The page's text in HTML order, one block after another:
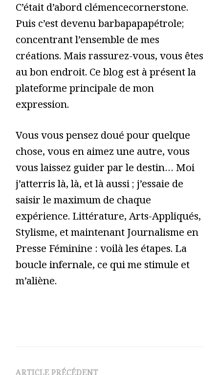
C’était d’abord clémencecornerstone.
Puis c’est devenu barbapapapétrole;
concentrant l’ensemble de mes
créations. Mais rassurez-vous, vous êtes
au bon endroit. Ce blog est à présent la
plateforme principale de mon
expression.
Vous vous pensez doué pour quelque
chose, vous en aimez une autre, vous
vous laissez guider par le destin… Moi
j’atterris là, là, et là aussi ; j’essaie de
saisir le maximum de chaque
expérience. Littérature, Arts-Appliqués,
Stylisme, et maintenant Journalisme en
Presse Féminine : voilà les étapes. La
boucle infernale, ce qui me stimule et
m’aliène.